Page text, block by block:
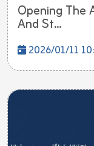
Opening The
And St...
2026/01/11